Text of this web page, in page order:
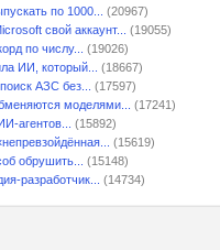
по 1000...
(20967)
свой аккаунт...
(19055)
по числу...
(19026)
ИИ, который...
(18667)
АЗС без...
(17597)
моделями...
(17241)
агентов...
(15892)
(15619)
обрушить...
(15148)
разработчик...
(14734)